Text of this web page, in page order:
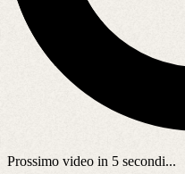
Prossimo video in 5 secondi...